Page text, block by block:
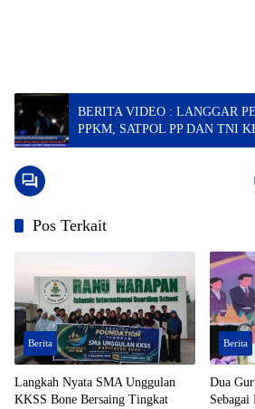
BERITA VIDEO : LANGGAR
PPKM, SATPOL PP DAN TNI
MENGEREBEK THM DAN
Pos Terkait
Berita
Langkah Nyata SMA Unggulan
KKSS Bone Bersaing Tingkat
Berita
Dua
Sebagai